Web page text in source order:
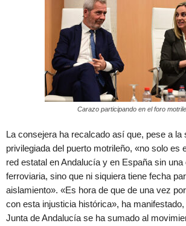
Carazo participando en el foro
La consejera ha recalcado así que, pese a la
privilegiada del puerto motrileño, «no solo es
red estatal en Andalucía y en España sin una
ferroviaria, sino que ni siquiera tiene fecha
aislamiento». «Es hora de que de una vez
con esta injusticia histórica», ha
Junta de Andalucía se ha sumado al